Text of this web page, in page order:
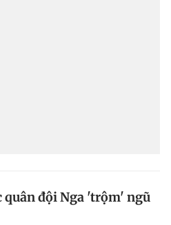
quân đội Nga 'trộm' ngũ